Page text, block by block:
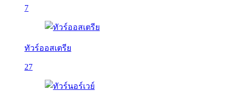
7
ทัวร์ออสเตรีย
27